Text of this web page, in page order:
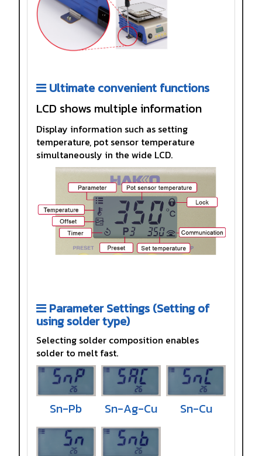
Ultimate convenient functions
LCD shows multiple information
Display information such as setting
temperature, pot sensor temperature
simultaneously in the wide LCD.
Parameter Settings (Setting of
using solder type)
Selecting solder composition enables
solder to melt fast.
Sn-Pb Sn-Ag-Cu Sn-Cu